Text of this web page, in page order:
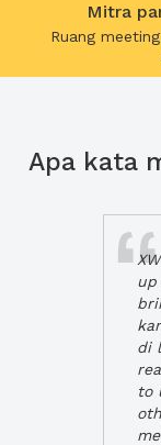
Mitra
Ruang
Apa kata
up
di
to